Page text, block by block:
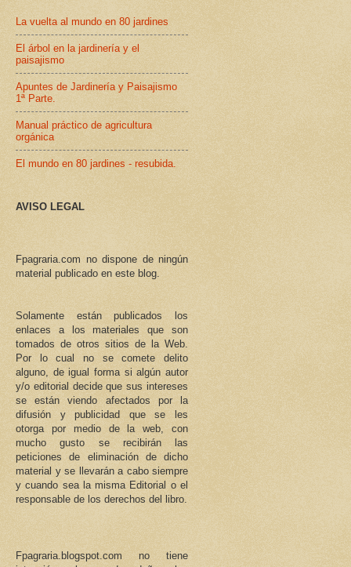
La vuelta al mundo en 80 jardines
El árbol en la jardinería y el
paisajismo
Apuntes de Jardinería y Paisajismo
1ª Parte.
Manual práctico de agricultura
orgánica
El mundo en 80 jardines - resubida.
AVISO LEGAL
Fpagraria.com no dispone de ningún
material publicado en este blog.
Solamente están publicados los
enlaces a los materiales que son
tomados de otros sitios de la Web.
Por lo cual no se comete delito
alguno, de igual forma si algún autor
y/o editorial decide que sus intereses
se están viendo afectados por la
difusión y publicidad que se les
otorga por medio de la web, con
mucho gusto se recibirán las
peticiones de eliminación de dicho
material y se llevarán a cabo siempre
y cuando sea la misma Editorial o el
responsable de los derechos del libro.
Fpagraria.blogspot.com no tiene